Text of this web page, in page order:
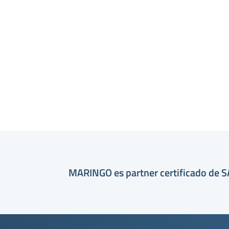
MARINGO es partner certificado de